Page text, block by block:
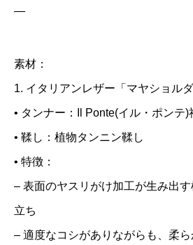
—
素材：
1. イタリアンレザー「マヤショルダ
• タンナー：Il Ponte(イル・ポンテ)
• 鞣し：植物タンニン鞣し
• 特徴：
– 表面のヤスリがけ加工が生み出
立ち
– 適度なコシがありながらも、柔